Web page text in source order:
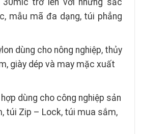
trở lên với những sắc
mẫu mã đa dạng, túi phẳng
dùng cho nông nghiệp, thủy
giày dép và may mặc xuất
dùng cho công nghiệp sản
túi Zip – Lock, túi mua sắm,